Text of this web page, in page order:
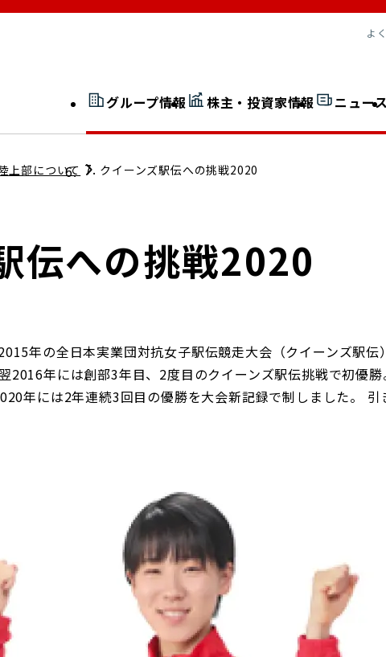
よ
グループ情報
社長室通信
JP 改革実行委員会
日本郵政グループ女子陸上部
株主・投資家情報 ニュース
開示情報検索 外部からの評価
上部について クイーンズ駅伝への挑戦2020
伝への挑戦2020
年の全日本実業団対抗女子駅伝競走大会（クイーンズ駅伝
2016年には創部3年目、2度目のクイーンズ駅伝挑戦で初優
年には2年連続3回目の優勝を大会新記録で制しました。